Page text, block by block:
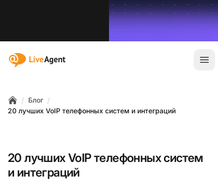
:site.title
Home
/ Блог /
20 лучших VoIP телефонных систем и интеграций
20 лучших VoIP телефонных систем
и интеграций